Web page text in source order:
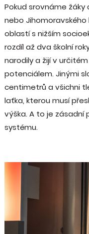
Pokud srovnáme
nebo Jihomoravského
oblastí s nižším
rozdíl až dva školní
narodily a žijí v
potenciálem. Jinými
centimetrů a všichni
laťka, kterou musí
výška. A to je zásadní
systému.